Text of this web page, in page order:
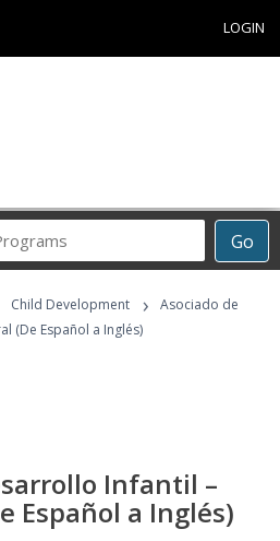
LOGIN
Go
Career
Programs
Child Development ›
Asociado de
(De Español a Inglés)
Infantil –
Español a Inglés)